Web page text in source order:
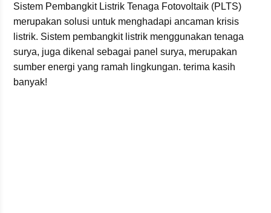
Sistem Pembangkit Listrik Tenaga Fotovoltaik (PLTS)
merupakan solusi untuk menghadapi ancaman krisis
listrik. Sistem pembangkit listrik menggunakan tenaga
surya, juga dikenal sebagai panel surya, merupakan
sumber energi yang ramah lingkungan. terima kasih
banyak!